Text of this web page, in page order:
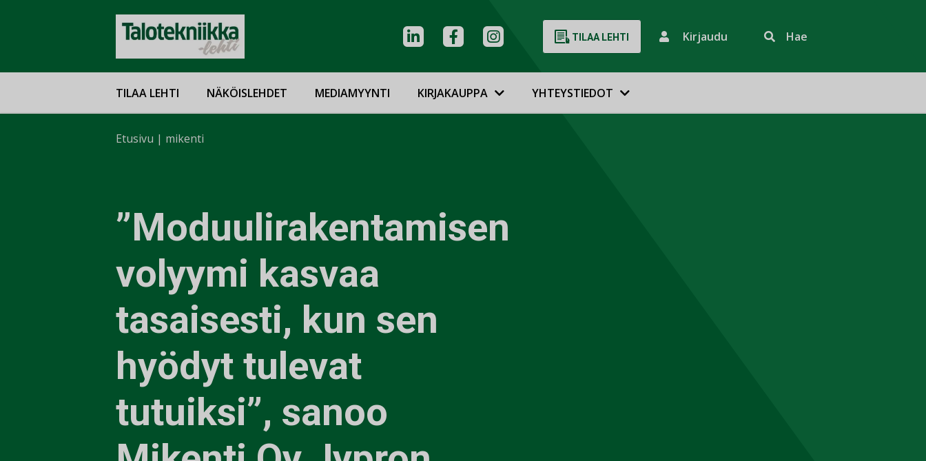
TILAA LEHTI Kirjaudu Hae
TILAA LEHTI NÄKÖISLEHDET MEDIAMYYNTI KIRJAKAUPPA YHTEYSTIEDOT
Etusivu | mikenti
”Moduulirakentamisen
volyymi kasvaa
tasaisesti, kun sen
hyödyt tulevat
tutuiksi”, sanoo